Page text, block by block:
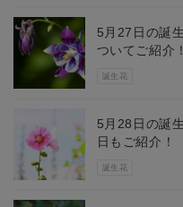
誕生花
5月27日の誕
ついてご紹介！
誕生花
5月28日の誕
日もご紹介！